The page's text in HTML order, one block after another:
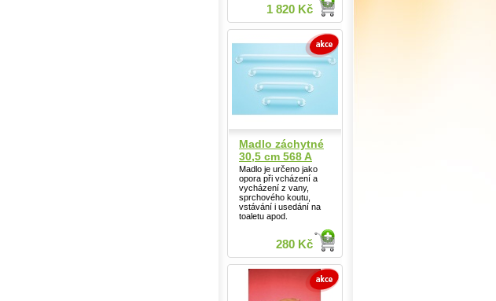
1 820 Kč
Madlo záchytné
30,5 cm 568 A
Madlo je určeno jako
opora při vcházení a
vycházení z vany,
sprchového koutu,
vstávání i usedání na
toaletu apod.
280 Kč